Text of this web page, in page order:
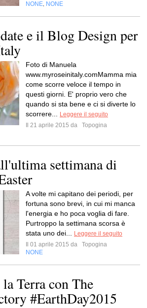
NONE NONE
e il Blog Design per
Foto di Manuela
www.myroseinitaly.comMamma mia
come scorre veloce il tempo in
questi giorni. E' proprio vero che
quando si sta bene e ci si diverte lo
scorrere...
Leggere il seguito
Il 21 aprile 2015 da
Topogina
settimana di
A volte mi capitano dei periodi, per
fortuna sono brevi, in cui mi manca
l'energia e ho poca voglia di fare.
Purtroppo la settimana scorsa è
stata uno dei...
Leggere il seguito
Il 01 aprile 2015 da
Topogina
NONE
Terra con The
#EarthDay2015